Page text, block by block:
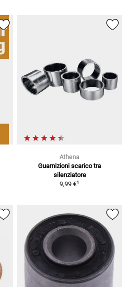
Athena
Guarnizioni scarico tra
silenziatore
9,99 €1